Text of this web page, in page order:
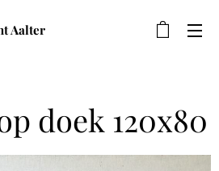
Aalter
doek 120x80